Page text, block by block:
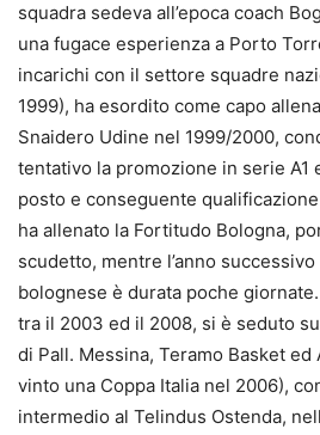
squadra sedeva all’epoca coach
una fugace esperienza a Porto
incarichi con il settore squadre
1999), ha esordito come capo
Snaidero Udine nel 1999/2000,
tentativo la promozione in serie A1
posto e conseguente
ha allenato la Fortitudo Bologna,
scudetto, mentre l’anno
bolognese è durata poche
tra il 2003 ed il 2008, si è seduto
di Pall. Messina, Teramo Basket
vinto una Coppa Italia nel 2006),
intermedio al Telindus Ostenda,